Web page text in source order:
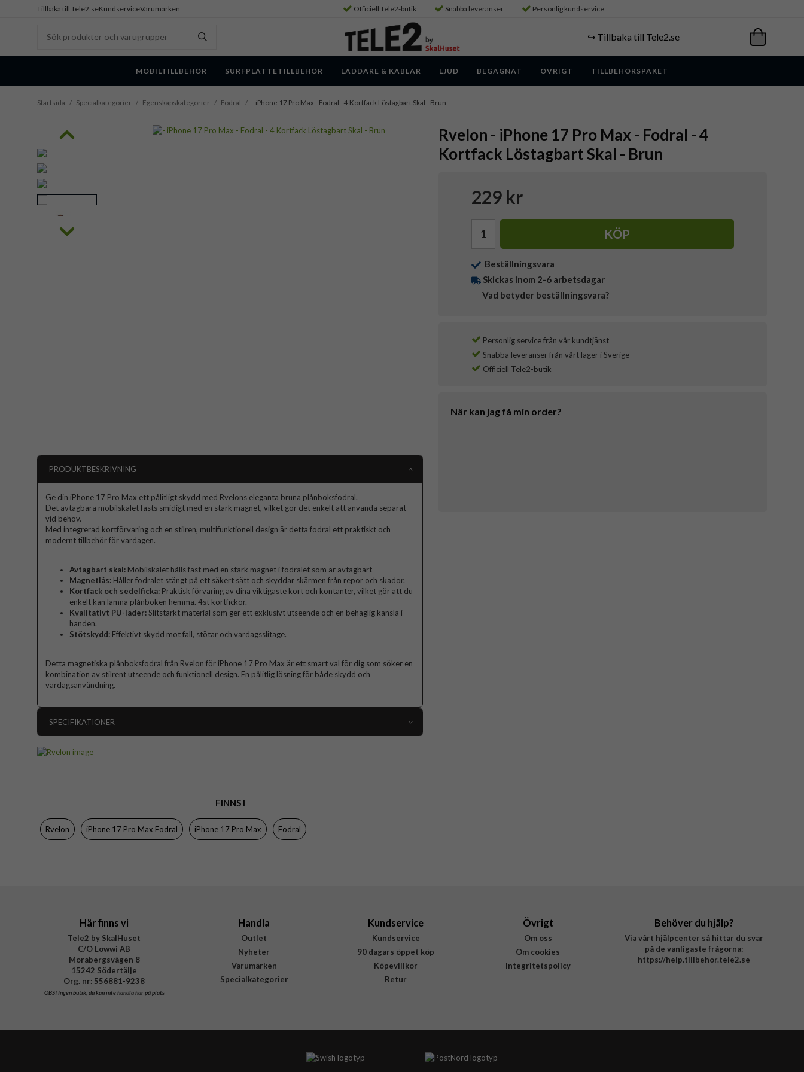
Tillbaka till Tele2.seKundserviceVarumärken Officiell Tele2-butik Snabba leveranser Personlig kundservice
↪️ Tillbaka till Tele2.se
MOBILTILLBEHÖR SURFPLATTETILLBEHÖR LADDARE & KABLAR LJUD BEGAGNAT ÖVRIGT TILLBEHÖRSPAKET
Startsida / Specialkategorier / Egenskapskategorier / Fodral / - iPhone 17 Pro Max - Fodral - 4 Kortfack Löstagbart Skal - Brun
Rvelon - iPhone 17 Pro Max - Fodral - 4
Kortfack Löstagbart Skal - Brun
229 kr
KÖP
Beställningsvara
Skickas inom 2-6 arbetsdagar
Vad betyder beställningsvara?
Personlig service från vår kundtjänst
Snabba leveranser från vårt lager i Sverige
Officiell Tele2-butik
När kan jag få min order?
PRODUKTBESKRIVNING
Ge din iPhone 17 Pro Max ett pålitligt skydd med Rvelons eleganta bruna plånboksfodral.
Det avtagbara mobilskalet fästs smidigt med en stark magnet, vilket gör det enkelt att använda separat
vid behov.
Med integrerad kortförvaring och en stilren, multifunktionell design är detta fodral ett praktiskt och
modernt tillbehör för vardagen.
Avtagbart skal: Mobilskalet hålls fast med en stark magnet i fodralet som är avtagbart
Magnetlås: Håller fodralet stängt på ett säkert sätt och skyddar skärmen från repor och skador.
Kortfack och sedelficka: Praktisk förvaring av dina viktigaste kort och kontanter, vilket gör att du
enkelt kan lämna plånboken hemma. 4st kortfickor.
Kvalitativt PU-läder:Slitstarkt material som ger ett exklusivt utseende och en behaglig känsla i
handen.
Stötskydd: Effektivt skydd mot fall, stötar och vardagsslitage.
Detta magnetiska plånboksfodral från Rvelon för iPhone 17 Pro Max är ett smart val för dig som söker en
kombination av stilrent utseende och funktionell design. En pålitlig lösning för både skydd och
vardagsanvändning.
SPECIFIKATIONER
Egenskaper
Kortfack, Löstagbart skal
Färg
Material
FINNS I
Rvelon iPhone 17 Pro Max Fodral iPhone 17 Pro Max Fodral
Här finns vi
Tele2 by SkalHuset
C/O Lowwi AB
Morabergsvägen 8
15242 Södertälje
Org. nr: 556881-9238
OBS!Ingen butik, du kan inte handla här på plats
Handla
Outlet
Nyheter
Varumärken
Specialkategorier
Kundservice
Kundservice
90 dagars öppet köp
Köpevillkor
Retur
Övrigt
Om oss
Om cookies
Integritetspolicy
Behöver du hjälp?
Via vårt hjälpcenter så hittar du svar
på de vanligaste frågorna:
https://help.tillbehor.tele2.se